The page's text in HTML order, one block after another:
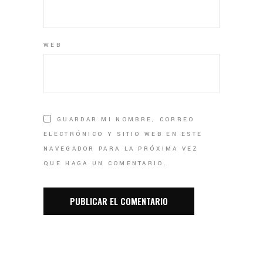
WEB
GUARDAR MI NOMBRE, CORREO
ELECTRÓNICO Y SITIO WEB EN ESTE
NAVEGADOR PARA LA PRÓXIMA VEZ
QUE HAGA UN COMENTARIO.